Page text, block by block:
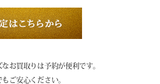
お買取りは予約が便利です。
ご安心ください。